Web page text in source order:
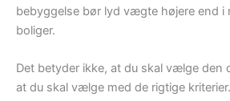
bebyggelse bør lyd vægte højere end i
boliger.
Det betyder ikke, at du skal vælge den
at du skal vælge med de rigtige kriterier.